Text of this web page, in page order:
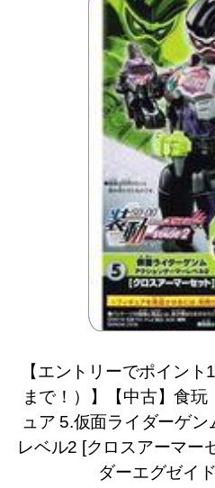
【エントリーでポイン
まで！）】【中古】食
ュア 5.仮面ライダーゲ
レベル2 [クロスアーマー
ダーエグゼイ